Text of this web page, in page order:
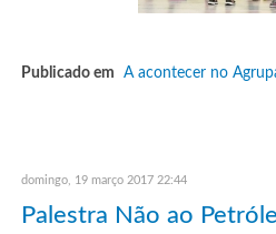
Publicado em A acontecer no
domingo, 19 março 2017 22:44
Palestra Não ao